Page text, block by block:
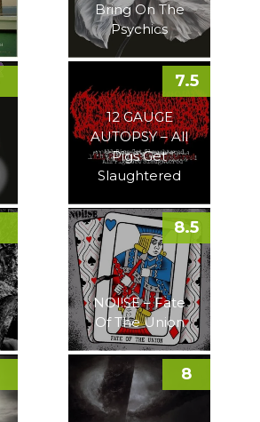
Bring On The
Psychics
12 GAUGE
AUTOPSY – All
Pigs Get
Slaughtered
7.5
NOI!SE – Fate
Of The Union
8.5
8